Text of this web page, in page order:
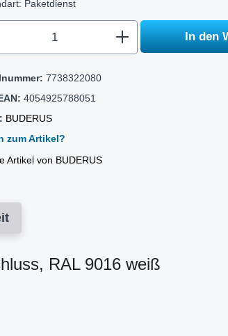
Paketdienst
In den
7738322080
4054925788051
BUDERUS
zum Artikel?
Artikel von BUDERUS
RAL 9016 weiß